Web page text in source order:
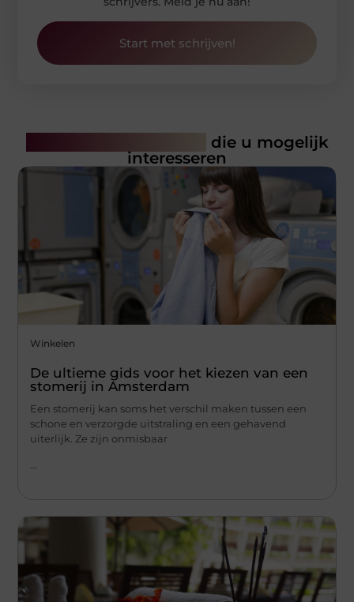
Start met schrijven!
die u mogelijk
interesseren
Winkelen
De ultieme gids voor het kiezen van een
stomerij in Amsterdam
Een stomerij kan soms het verschil maken tussen een
schone en verzorgde uitstraling en een gehavend
uiterlijk. Ze zijn onmisbaar
...